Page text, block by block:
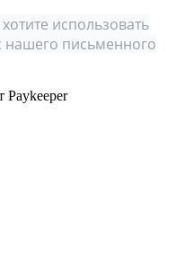
использовать
нашего письменного